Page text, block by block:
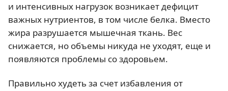
и интенсивных нагрузок возникает дефицит
важных нутриентов, в том числе белка. Вместо
жира разрушается мышечная ткань. Вес
снижается, но объемы никуда не уходят, еще и
появляются проблемы со здоровьем.
Правильно худеть за счет избавления от